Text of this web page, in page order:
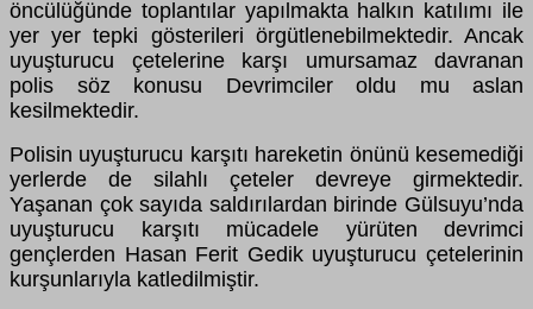
öncülüğünde toplantılar yapılmakta halkın katılımı ile
yer yer tepki gösterileri örgütlenebilmektedir. Ancak
uyuşturucu çetelerine karşı umursamaz davranan
polis söz konusu Devrimciler oldu mu aslan
kesilmektedir.
Polisin uyuşturucu karşıtı hareketin önünü kesemediği
yerlerde de silahlı çeteler devreye girmektedir.
Yaşanan çok sayıda saldırılardan birinde Gülsuyu’nda
uyuşturucu karşıtı mücadele yürüten devrimci
gençlerden Hasan Ferit Gedik uyuşturucu çetelerinin
kurşunlarıyla katledilmiştir.